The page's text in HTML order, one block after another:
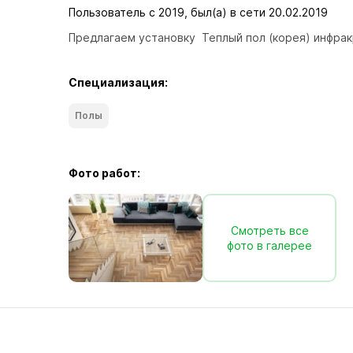
Пользователь с 2019, был(а) в сети 20.02.2019
Предлагаем установку  Теплый пол (корея)
Специализация:
Полы
Фото работ:
Смотреть все
фото в галерее